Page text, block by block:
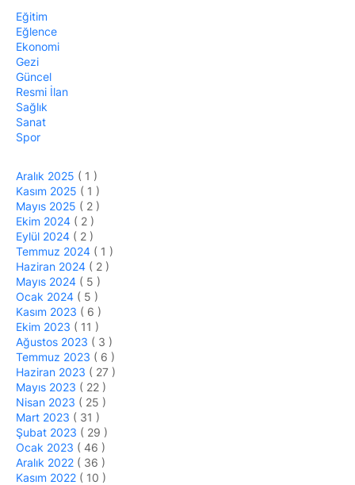
Eğitim
Eğlence
Ekonomi
Gezi
Güncel
Resmi İlan
Sağlık
Sanat
Spor
Aralık 2025 ( 1 )
Kasım 2025 ( 1 )
Mayıs 2025 ( 2 )
Ekim 2024 ( 2 )
Eylül 2024 ( 2 )
Temmuz 2024 ( 1 )
Haziran 2024 ( 2 )
Mayıs 2024 ( 5 )
Ocak 2024 ( 5 )
Kasım 2023 ( 6 )
Ekim 2023 ( 11 )
Ağustos 2023 ( 3 )
Temmuz 2023 ( 6 )
Haziran 2023 ( 27 )
Mayıs 2023 ( 22 )
Nisan 2023 ( 25 )
Mart 2023 ( 31 )
Şubat 2023 ( 29 )
Ocak 2023 ( 46 )
Aralık 2022 ( 36 )
Kasım 2022 ( 10 )